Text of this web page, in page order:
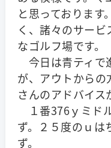
と思っておりま
く、諸々のサー
なゴルフ場です。
今日は青ティで
が、アウトからの
さんのアドバイス
１番376ｙミド
ず。２５度のｕは
ず。